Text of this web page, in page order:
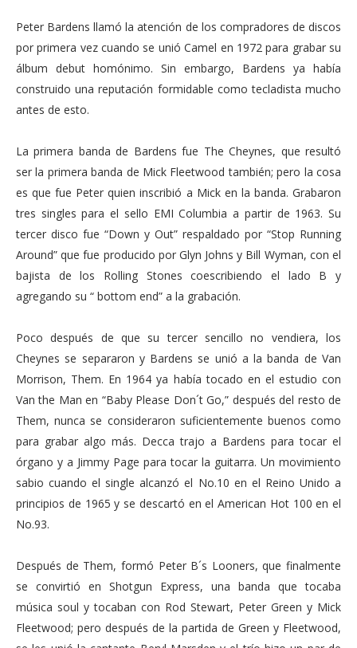
Peter Bardens llamó la atención de los compradores de discos
por primera vez cuando se unió Camel en 1972 para grabar su
álbum debut homónimo. Sin embargo, Bardens ya había
construido una reputación formidable como tecladista mucho
antes de esto.
La primera banda de Bardens fue The Cheynes, que resultó
ser la primera banda de Mick Fleetwood también; pero la cosa
es que fue Peter quien inscribió a Mick en la banda. Grabaron
tres singles para el sello EMI Columbia a partir de 1963. Su
tercer disco fue “Down y Out” respaldado por “Stop Running
Around” que fue producido por Glyn Johns y Bill Wyman, con el
bajista de los Rolling Stones coescribiendo el lado B y
agregando su “ bottom end” a la grabación.
Poco después de que su tercer sencillo no vendiera, los
Cheynes se separaron y Bardens se unió a la banda de Van
Morrison, Them. En 1964 ya había tocado en el estudio con
Van the Man en “Baby Please Don´t Go,” después del resto de
Them, nunca se consideraron suficientemente buenos como
para grabar algo más. Decca trajo a Bardens para tocar el
órgano y a Jimmy Page para tocar la guitarra. Un movimiento
sabio cuando el single alcanzó el No.10 en el Reino Unido a
principios de 1965 y se descartó en el American Hot 100 en el
No.93.
Después de Them, formó Peter B´s Looners, que finalmente
se convirtió en Shotgun Express, una banda que tocaba
música soul y tocaban con Rod Stewart, Peter Green y Mick
Fleetwood; pero después de la partida de Green y Fleetwood,